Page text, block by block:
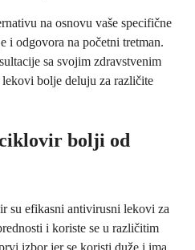
na osnovu vaše specifične
i odgovora na početni tretman.
sa svojim zdravstvenim
bolje deluju za različite
bolji od
su efikasni antivirusni lekovi za
i koriste se u različitim